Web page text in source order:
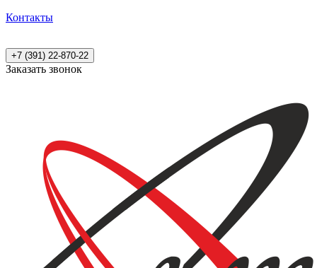
Контакты
+7 (391) 22-870-22
Заказать звонок